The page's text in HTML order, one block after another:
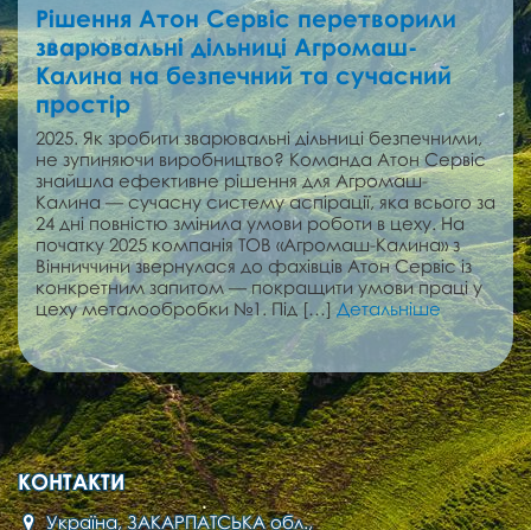
Рішення Атон Сервіс перетворили
зварювальні дільниці Агромаш-
Калина на безпечний та сучасний
простір
2025. Як зробити зварювальні дільниці безпечними,
не зупиняючи виробництво? Команда Атон Сервіс
знайшла ефективне рішення для Агромаш-
Калина — сучасну систему аспірації, яка всього за
24 дні повністю змінила умови роботи в цеху. На
початку 2025 компанія ТОВ «Агромаш-Калина» з
Вінниччини звернулася до фахівців Атон Сервіс із
конкретним запитом — покращити умови праці у
цеху металообробки №1. Під […]Детальніше
КОНТАКТИ
Україна, ЗАКАРПАТСЬКА обл.,